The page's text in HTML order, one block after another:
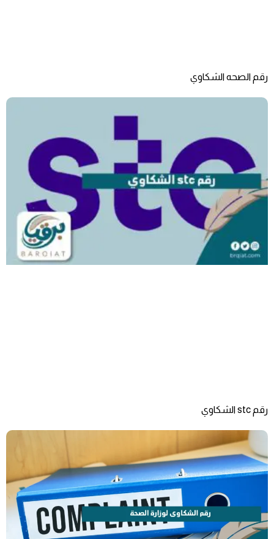
رقم الصحه الشكاوي
رقم stc الشكاوي